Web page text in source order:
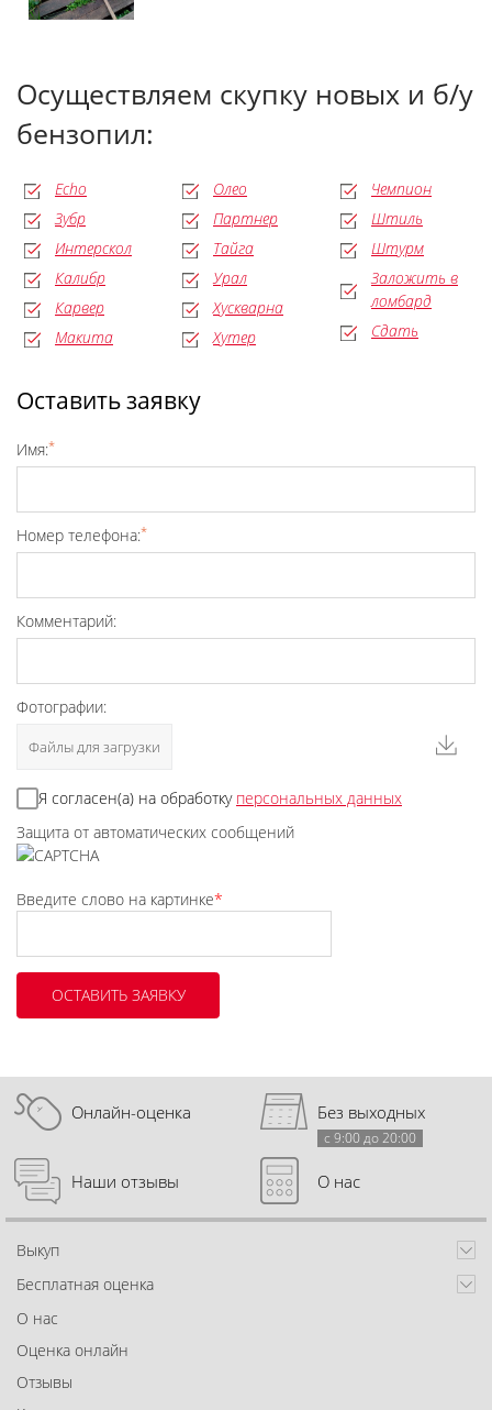
Осуществляем скупку новых и б/у
бензопил:
Echo
Зубр
Интерскол
Калибр
Карвер
Макита
Олео
Партнер
Тайга
Урал
Хускварна
Хутер
Чемпион
Штиль
Штурм
Заложить в
ломбард
Сдать
Оставить заявку
Имя:*
Номер телефона:*
Комментарий:
Фотографии:
Файлы для загрузки
Я согласен(а) на обработку персональных данных
Защита от автоматических сообщений
Введите слово на картинке*
Онлайн-оценка Без выходных
с 9:00 до 20:00
Наши отзывы О нас
Выкуп
Бесплатная оценка
О нас
Оценка онлайн
Отзывы